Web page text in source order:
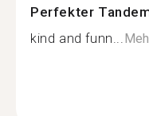
Perfekter
kind and funn...